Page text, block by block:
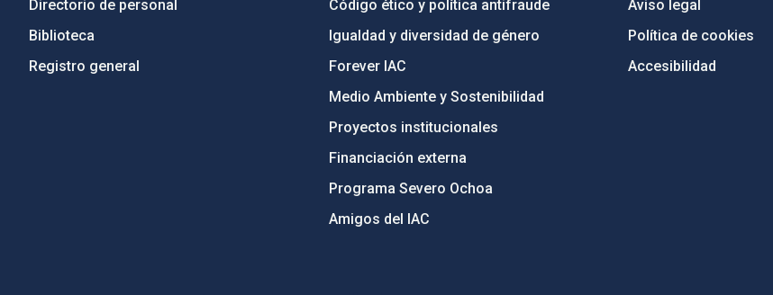
Directorio de personal
Biblioteca
Registro general
Código ético y política antifraude
Igualdad y diversidad de género
Forever IAC
Medio Ambiente y Sostenibilidad
Proyectos institucionales
Financiación externa
Programa Severo Ochoa
Amigos del IAC
Aviso legal
Política de cookies
Accesibilidad